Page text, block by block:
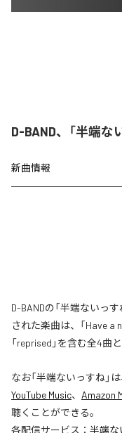
D-BAND、「半端な
新曲情報
D-BANDの「半端ないっ
された楽曲は、「Have a
「reprised」を含む全4曲
なお「半端ないっすね」は
YouTube Music、 Amazon
聴くことができる。
各配信サービス： 半端な